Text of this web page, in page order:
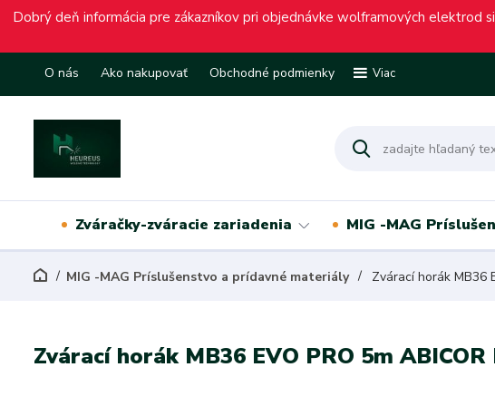
Dobrý deň informácia pre zákazníkov pri objednávke wolframových elektrod
O nás Ako nakupovať Obchodné podmienky Viac
Zváračky-zváracie zariadenia MIG -MAG
MIG -MAG Príslušenstvo a prídavné materiály Zvárací horák MB36
Zvárací horák MB36 EVO PRO 5m ABICOR